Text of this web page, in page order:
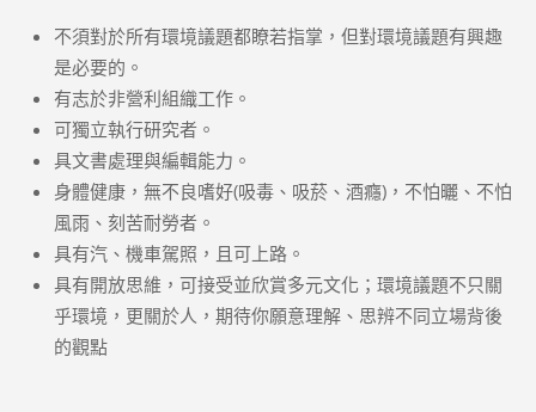
不須對於所有環境議題都瞭若指掌，但對環境議題有興趣
是必要的。
有志於非營利組織工作。
可獨立執行研究者。
具文書處理與編輯能力。
身體健康，無不良嗜好(吸毒、吸菸、酒癮)，不怕曬、不怕
風雨、刻苦耐勞者。
具有汽、機車駕照，且可上路。
具有開放思維，可接受並欣賞多元文化；環境議題不只關
乎環境，更關於人，期待你願意理解、思辨不同立場背後
的觀點